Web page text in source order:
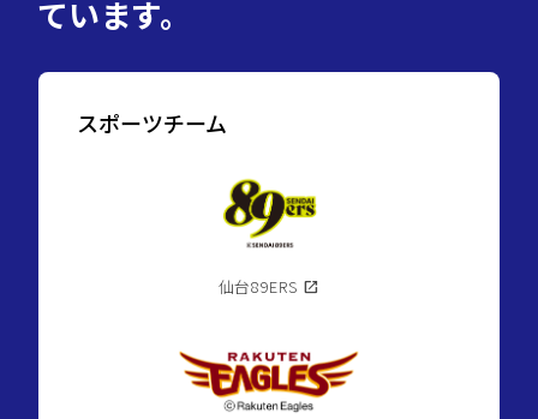
ています。
スポーツチーム
仙台89ERS open_in_new